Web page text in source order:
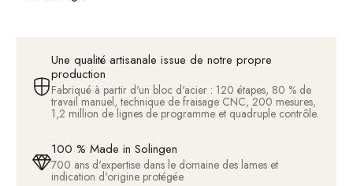
Une qualité artisanale issue de notre propre
production
Fabriqué à partir d'un bloc d'acier : 120 étapes, 80 % de
travail manuel, technique de fraisage CNC, 200 mesures,
1,2 million de lignes de programme et quadruple contrôle.
100 % Made in Solingen
700 ans d'expertise dans le domaine des lames et
indication d'origine protégée